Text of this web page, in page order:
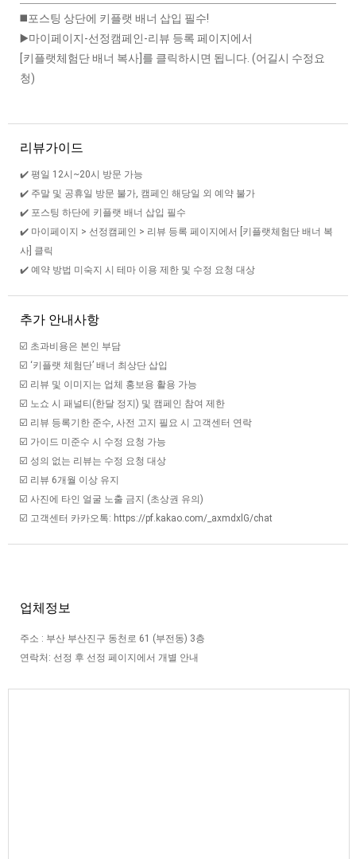
◼️포스팅 상단에 키플랫 배너 삽입 필수!
▶️마이페이지-선정캠페인-리뷰 등록 페이지에서
[키플랫체험단 배너 복사]를 클릭하시면 됩니다. (어길시 수정요
청)
리뷰가이드
✔️ 평일 12시~20시 방문 가능
✔️ 주말 및 공휴일 방문 불가, 캠페인 해당일 외 예약 불가
✔️ 포스팅 하단에 키플랫 배너 삽입 필수
✔️ 마이페이지 > 선정캠페인 > 리뷰 등록 페이지에서 [키플랫체험단 배너 복
사] 클릭
✔️ 예약 방법 미숙지 시 테마 이용 제한 및 수정 요청 대상
추가 안내사항
☑️ 초과비용은 본인 부담
☑️ ‘키플랫 체험단’ 배너 최상단 삽입
☑️ 리뷰 및 이미지는 업체 홍보용 활용 가능
☑️ 노쇼 시 패널티(한달 정지) 및 캠페인 참여 제한
☑️ 리뷰 등록기한 준수, 사전 고지 필요 시 고객센터 연락
☑️ 가이드 미준수 시 수정 요청 가능
☑️ 성의 없는 리뷰는 수정 요청 대상
☑️ 리뷰 6개월 이상 유지
☑️ 사진에 타인 얼굴 노출 금지 (초상권 유의)
☑️ 고객센터 카카오톡: https://pf.kakao.com/_axmdxlG/chat
업체정보
주소 : 부산 부산진구 동천로 61 (부전동) 3층
연락처: 선정 후 선정 페이지에서 개별 안내